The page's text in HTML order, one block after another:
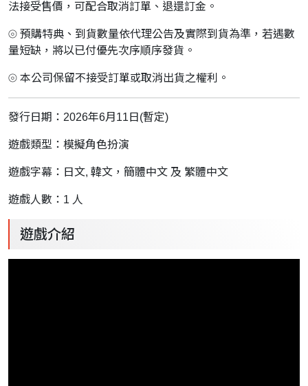
法接受售價，可配合取消訂單、退還訂金。
⦾ 預購特典、到貨數量依代理公告及實際到貨為準，若遇數
量短缺，將以已付優先次序順序發貨。
⦾ 本公司保留不接受訂單或取消出貨之權利。
發行日期：2026年6月11日(暫定)
遊戲類型：模擬角色扮演
遊戲字幕： 日文, 韓文，簡體中文 及 繁體中文
遊戲人數：1 人
遊戲介紹